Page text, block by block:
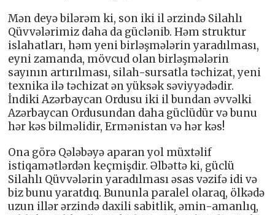
Mən deyə bilərəm ki, son iki il ərzində Silahlı
Qüvvələrimiz daha da güclənib. Həm struktur
islahatları, həm yeni birləşmələrin yaradılması,
eyni zamanda, mövcud olan birləşmələrin
sayının artırılması, silah-sursatla təchizat, yeni
texnika ilə təchizat ən yüksək səviyyədədir.
İndiki Azərbaycan Ordusu iki il bundan əvvəlki
Azərbaycan Ordusundan daha güclüdür və bunu
hər kəs bilməlidir, Ermənistan və hər kəs!
Ona görə Qələbəyə aparan yol müxtəlif
istiqamətlərdən keçmişdir. Əlbəttə ki, güclü
Silahlı Qüvvələrin yaradılması əsas vəzifə idi və
biz bunu yaratdıq. Bununla paralel olaraq, ölkədə
uzun illər ərzində daxili sabitlik, əmin-amanlıq,